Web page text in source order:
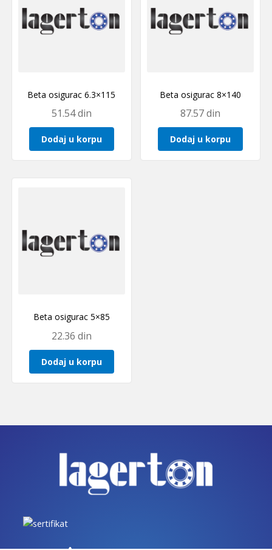
Beta osigurac 6.3×115
51.54din
Dodaj u korpu
Beta osigurac 8×140
87.57din
Dodaj u korpu
Beta osigurac 5×85
22.36 din
Dodaj u korpu